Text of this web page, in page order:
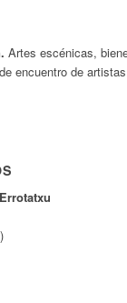
Artes escénicas,
encuentro de